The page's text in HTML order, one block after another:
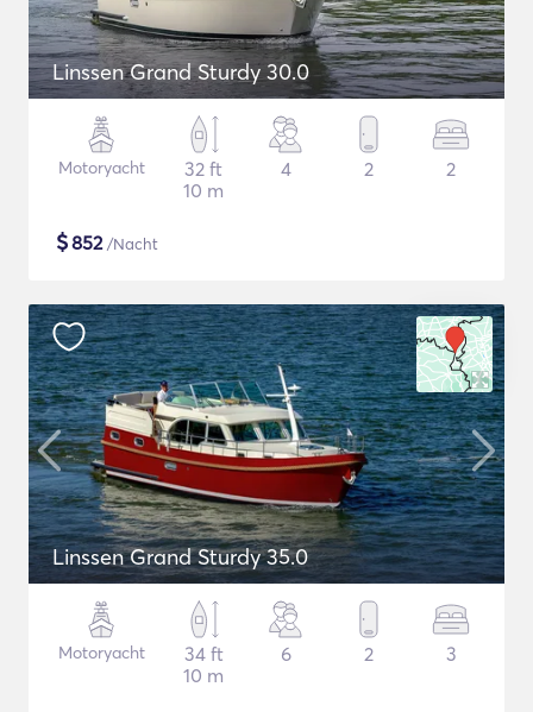
Linssen Grand Sturdy 30.0
Motoryacht
32 ft
10 m
4 2 2
$852/Nacht
Linssen Grand Sturdy 35.0
Motoryacht
34 ft
10 m
6 2 3